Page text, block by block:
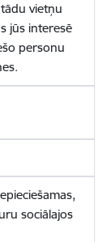
vietņu
jūs interesē
personu
sociālajos